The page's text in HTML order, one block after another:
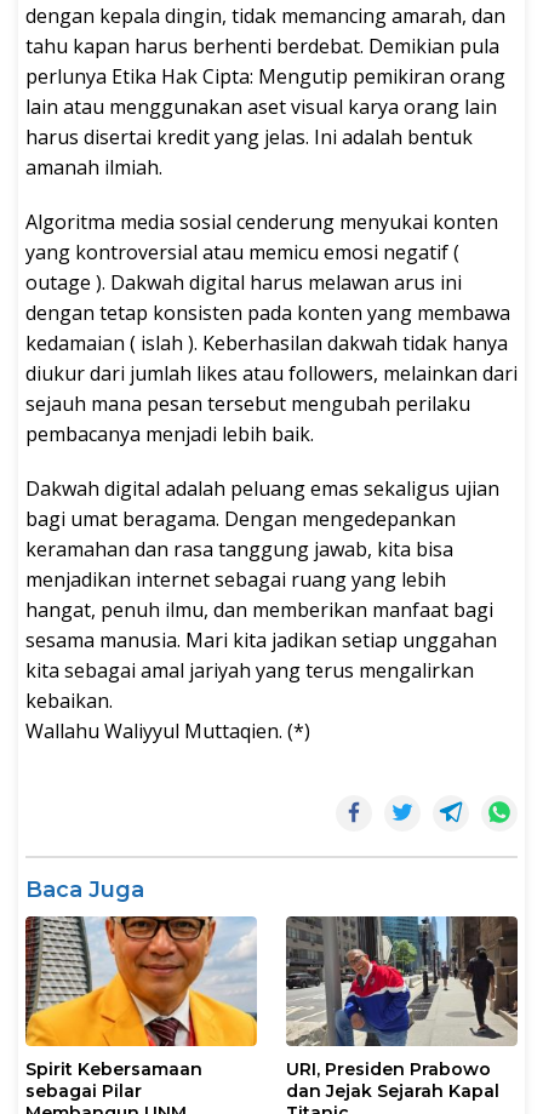
dengan kepala dingin, tidak memancing amarah, dan
tahu kapan harus berhenti berdebat. Demikian pula
perlunya Etika Hak Cipta: Mengutip pemikiran orang
lain atau menggunakan aset visual karya orang lain
harus disertai kredit yang jelas. Ini adalah bentuk
amanah ilmiah.
Algoritma media sosial cenderung menyukai konten
yang kontroversial atau memicu emosi negatif (
outage ). Dakwah digital harus melawan arus ini
dengan tetap konsisten pada konten yang membawa
kedamaian ( islah ). Keberhasilan dakwah tidak hanya
diukur dari jumlah likes atau followers, melainkan dari
sejauh mana pesan tersebut mengubah perilaku
pembacanya menjadi lebih baik.
Dakwah digital adalah peluang emas sekaligus ujian
bagi umat beragama. Dengan mengedepankan
keramahan dan rasa tanggung jawab, kita bisa
menjadikan internet sebagai ruang yang lebih
hangat, penuh ilmu, dan memberikan manfaat bagi
sesama manusia. Mari kita jadikan setiap unggahan
kita sebagai amal jariyah yang terus mengalirkan
kebaikan.
Wallahu Waliyyul Muttaqien. (*)
Baca Juga
Spirit Kebersamaan
sebagai Pilar
URI, Presiden Prabowo
dan Jejak Sejarah Kapal